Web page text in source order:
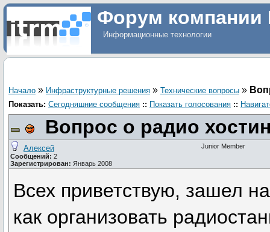
Форум компании
Информационные технологии
Начало » Инфраструктурные решения » Технические вопросы »
Показать: Сегодняшние сообщения :: Показать голосования ::
Вопрос о радио
Алексей
Сообщений: 2
Зарегистрирован: Январь 2008
Junior Member
Всех приветствую, зашел
как организовать